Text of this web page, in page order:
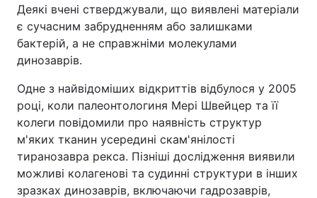
Деякі вчені стверджували, що виявлені матеріали
є сучасним забрудненням або залишками
бактерій, а не справжніми молекулами
динозаврів.
Одне з найвідоміших відкриттів відбулося у 2005
році, коли палеонтологиня Мері Швейцер та її
колеги повідомили про наявність структур
м'яких тканин усередині скам'янілості
тиранозавра рекса. Пізніші дослідження виявили
можливі колагенові та судинні структури в інших
зразках динозаврів, включаючи гадрозаврів,